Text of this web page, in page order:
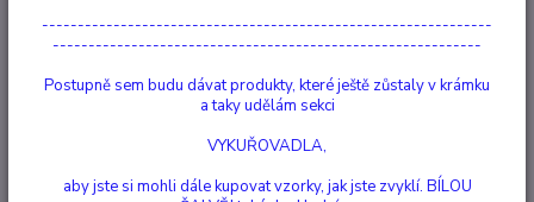
Vánoční stromeček
TOP produkt
---------------------------------------------------------------
------------------------------------------------------------
Postupně sem budu dávat produkty, které ještě zůstaly v krámku
a taky udělám sekci
VYKUŘOVADLA,
aby jste si mohli dále kupovat vzorky, jak jste zvyklí. BÍLOU